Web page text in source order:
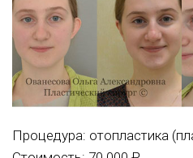
Процедура: отопластика